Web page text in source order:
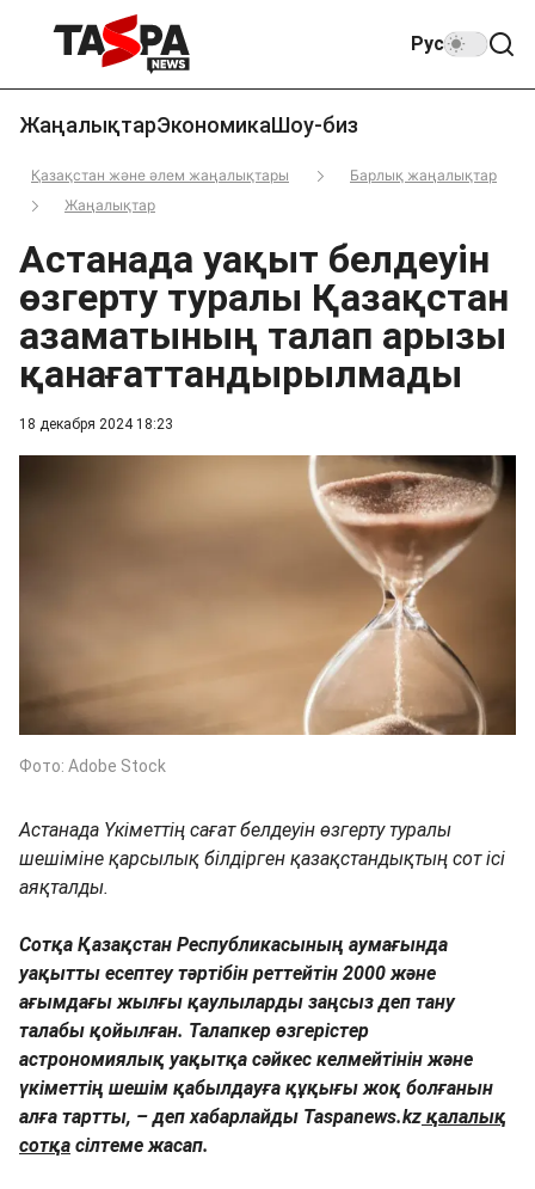
Рус
ЖаңалықтарЭкономикаШоу-биз
Қазақстан және әлем жаңалықтары
Барлық жаңалықтар
Жаңалықтар
18 декабря 2024 18:23
Астанада уақыт белдеуін
өзгерту туралы Қазақстан
азаматының талап арызы
қанағаттандырылмады
Фото: Adobe Stock
Астанада Үкіметтің сағат белдеуін өзгерту туралы
шешіміне қарсылық білдірген қазақстандықтың сот ісі
аяқталды.
Сотқа Қазақстан Республикасының аумағында
уақытты есептеу тәртібін реттейтін 2000 және
ағымдағы жылғы қаулыларды заңсыз деп тану
талабы қойылған. Талапкер өзгерістер
астрономиялық уақытқа сәйкес келмейтінін және
үкіметтің шешім қабылдауға құқығы жоқ болғанын
алға тартты, – деп хабарлайды Taspanews.kz қалалық
сотқа сілтеме жасап.